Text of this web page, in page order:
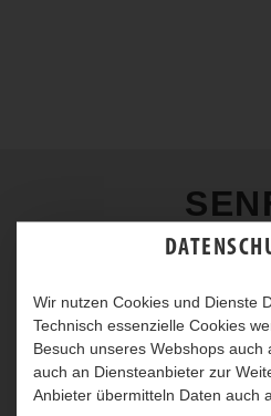
Wir nutzen Cookies und Dienste
Technisch essenzielle Cookies
Besuch unseres Webshops
auch an Diensteanbieter zur
Anbieter übermitteln Daten auch